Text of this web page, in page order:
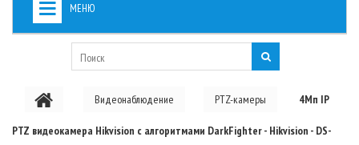
МЕНЮ
PON ОБОРУДОВАНИЕ
Видеонаблюдение PTZ-камеры 4Мп IP
PTZ видеокамера Hikvision с алгоритмами DarkFighter - Hikvision - DS-